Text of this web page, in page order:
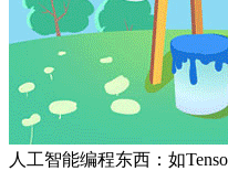
人工智能编程东西：如